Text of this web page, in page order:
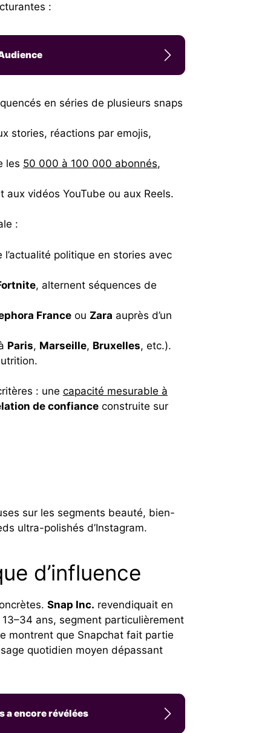
:
en séries de plusieurs snaps
stories, réactions par emojis,
les 50 000 à 100 000 abonnés,
vidéos YouTube ou aux Reels.
:
l’actualité politique en stories avec
, alternent séquences de
France ou Zara auprès d’un
Paris, Marseille, Bruxelles, etc.).
: une capacité mesurable à
de confiance construite sur
sur les segments beauté, bien-
ultra-polishés d’Instagram.
d’influence
Snap Inc. revendiquait en
ans, segment particulièrement
montrent que Snapchat fait partie
quotidien moyen dépassant
a encore révélées